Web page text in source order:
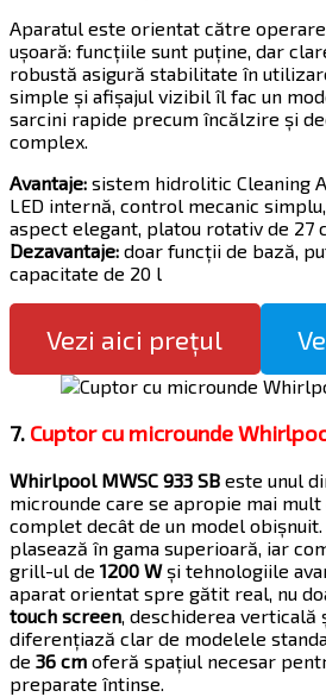
Aparatul este orientat către
ușoară: funcțiile sunt puține, dar
robustă asigură stabilitate în
simple și afișajul vizibil îl fac un
sarcini rapide precum încălzire și
complex.
Avantaje: sistem hidrolitic Cleaning
LED internă, control mecanic
aspect elegant, platou rotativ de 27
Dezavantaje: doar funcții de bază,
capacitate de 20 l
Vezi aici prețul
7. Cuptor cu microunde
Whirlpool MWSC 933 SB este unul
microunde care se apropie mai
complet decât de un model obișnuit.
plasează în gama superioară, iar
grill-ul de 1200 Wși tehnologiile
aparat orientat spre gătit real, nu
touch screen, deschiderea verticală
diferențiază clar de modelele
de 36 cm oferă spațiul necesar
preparate întinse.